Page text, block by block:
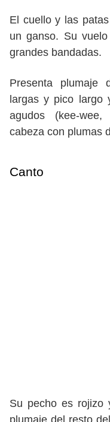
El cuello y las
un ganso. Su
grandes bandadas.
Presenta plumaje
largas y pico largo
agudos (kee-
cabeza con plumas
Canto
Su pecho es rojizo
plumaje del resto